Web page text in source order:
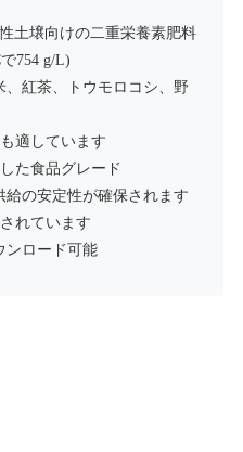
土壌向けの二重栄養素肥料
754 g/L)
紅茶、トウモロコシ、野
適しています
た食品グレード
給の安定性が確保されます
れています
ンロード可能